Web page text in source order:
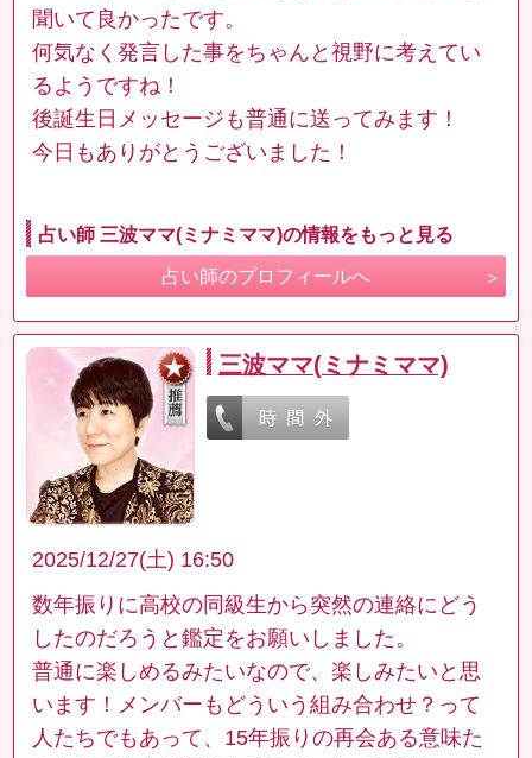
聞いて良かったです。
何気なく発言した事をちゃんと視野に考えてい
るようですね！
後誕生日メッセージも普通に送ってみます！
今日もありがとうございました！
占い師 三波ママ(ミナミママ)の情報をもっと見る
占い師のプロフィールへ
三波ママ(ミナミママ)
2025/12/27(土) 16:50
数年振りに高校の同級生から突然の連絡にどう
したのだろうと鑑定をお願いしました。
普通に楽しめるみたいなので、楽しみたいと思
います！メンバーもどういう組み合わせ？って
人たちでもあって、15年振りの再会ある意味た